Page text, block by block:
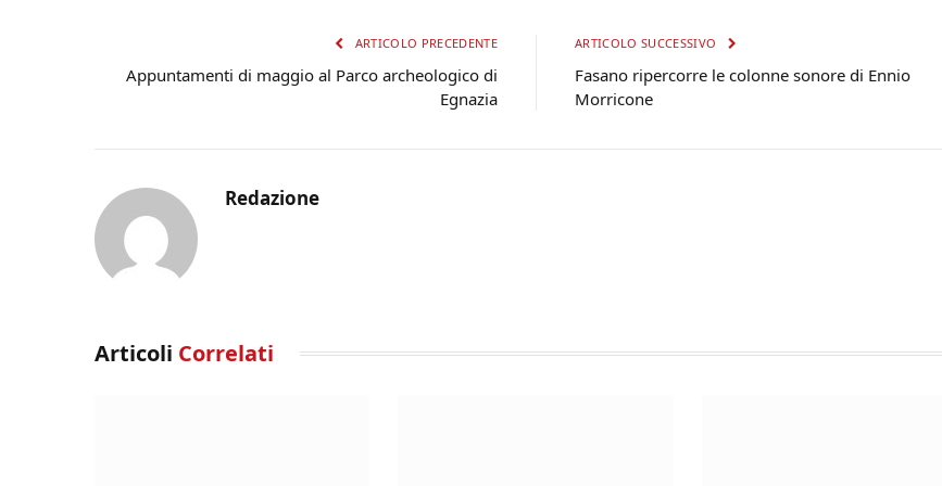
ARTICOLO PRECEDENTE
Appuntamenti di maggio al Parco archeologico di
Egnazia
ARTICOLO SUCCESSIVO
Fasano ripercorre le colonne sonore di Ennio
Morricone
Redazione
Articoli Correlati